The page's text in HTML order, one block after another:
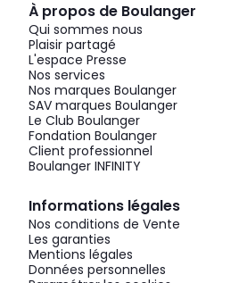
À propos de Boulanger
Qui sommes nous
Plaisir partagé
L'espace Presse
Nos services
Nos marques Boulanger
SAV marques Boulanger
Le Club Boulanger
Fondation Boulanger
Client professionnel
Boulanger INFINITY
Informations légales
Nos conditions de Vente
Les garanties
Mentions légales
Données personnelles